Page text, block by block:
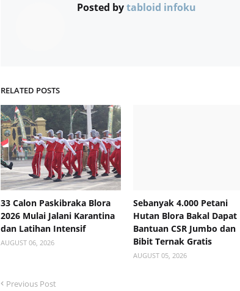
Posted bytabloid infoku
RELATED POSTS
33 Calon Paskibraka Blora
2026 Mulai Jalani Karantina
dan Latihan Intensif
AUGUST 06, 2026
Sebanyak 4.000 Petani
Hutan Blora Bakal Dapat
Bantuan CSR Jumbo dan
Bibit Ternak Gratis
AUGUST 05, 2026
Previous Post